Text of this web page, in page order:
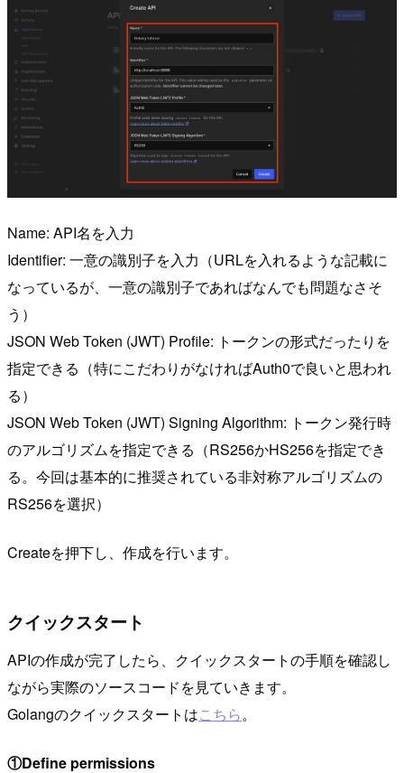
Name: API名を入力
Identifier: 一意の識別子を入力（URLを入れるような記載に
なっているが、一意の識別子であればなんでも問題なさそ
う）
JSON Web Token (JWT) Profile: トークンの形式だったりを
指定できる（特にこだわりがなければAuth0で良いと思われ
る）
JSON Web Token (JWT) Signing Algorithm: トークン発行時
のアルゴリズムを指定できる（RS256かHS256を指定でき
る。今回は基本的に推奨されている非対称アルゴリズムの
RS256を選択）
Createを押下し、作成を行います。
クイックスタート
APIの作成が完了したら、クイックスタートの手順を確認し
ながら実際のソースコードを見ていきます。
Golangのクイックスタートはこちら。
①Define permissions